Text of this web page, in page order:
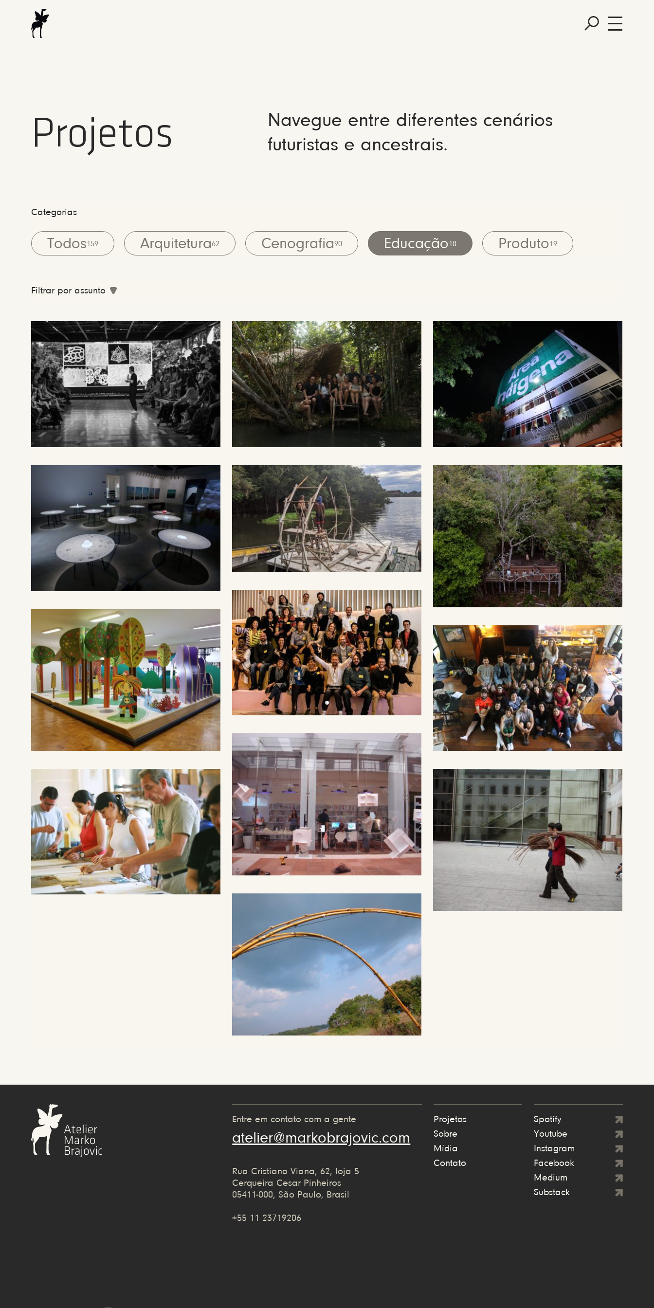
Projetos
Navegue entre diferentes cenários
futuristas e ancestrais.
Categorias
Todos159 Arquitetura62 Cenografia90 Educação18 Produto19
Filtrar por assunto
Entre em contato com a gente
atelier@markobrajovic.com
Rua Cristiano Viana, 62, loja 5
Cerqueira Cesar Pinheiros
05411-000, São Paulo, Brasil
+55 11 23719206
Projetos
Sobre
Mídia
Contato
Spotify
Youtube
Instagram
Facebook
Medium
Substack